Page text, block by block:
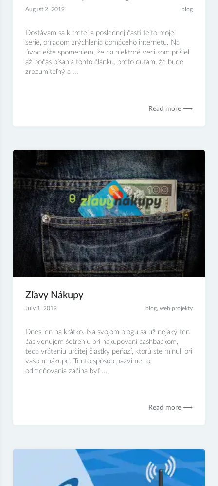
August 2, 2019 blog
Dostávam sa k tretej a poslednej časti tejto mojej
serie, ohľadom zrýchlenia domáceho internetu. Na
úvod ešte spomeniem, že na niektoré veci som prišiel
až počas písania tohto článku, preto dúfam, že bude
zrozumiteľný a ...
Read more ⟶
Zľavy Nákupy
July 1, 2019 blog,web projekty
Dnes len na krátko. Na svojom blogu sa už nejaký ten
čas venujem šetreniu pri nakupovaní cashbackom,
teda vráteniu určitej čiastky peňazí, ktorú ste minuli pri
vašom nákupe. Tento spôsob nazvime to
odmeňovania začína byť ...
Read more ⟶